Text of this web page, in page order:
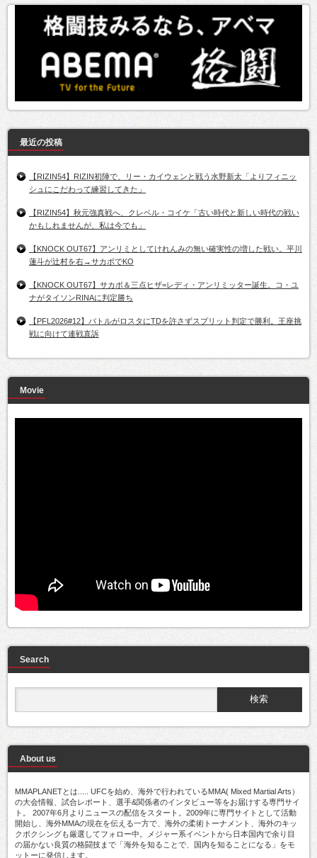
最近の投稿
【RIZIN54】RIZIN初陣で、リー・カイウェンと戦う水野新太「よりフィニッ
シュにこだわって練習してきた」
【RIZIN54】秋元強真戦へ、クレベル・コイケ「古い時代と新しい時代の戦い
かもしれませんが、私は今でも」
【KNOCK OUT67】アンリミとしてけれんみの無い確実性の増した戦い。平川
蓮斗が辻村を右→サカボでKO
【KNOCK OUT67】サカボ＆三点ヒザ=レディ・アンリミッター誕生。コ・ユ
ナがタイソンRINAに判定勝ち
【PFL2026#12】バトルがロスタにTDを許さずスプリット判定で勝利。王座挑
戦に向けて連戦直訴
Movie
Search
About us
MMAPLANETとは..... UFCを始め、海外で行われているMMA( Mixed Martial Arts）
の大会情報、試合レポート、選手&関係者のインタビュー等をお届けする専門サイ
ト。 2007年6月よりニュースの配信をスタート。2009年に専門サイトとして活動
開始し、海外MMAの現在を伝える一方で、海外の柔術トーナメント、海外のキッ
クボクシングも厳選してフォロー中。メジャー系イベントから日本国内で余り目
の届かない良質の格闘技まで「海外を知ることで、国内を知ることになる」をモ
ットーに発信します。